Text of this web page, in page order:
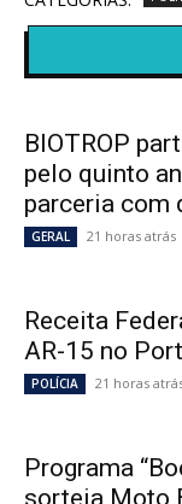
BIOTROP
pelo quinto
parceria com
GERAL 21 horas atrás
Receita
AR-15 no
POLÍCIA 21 horas
Programa
sorteia Moto